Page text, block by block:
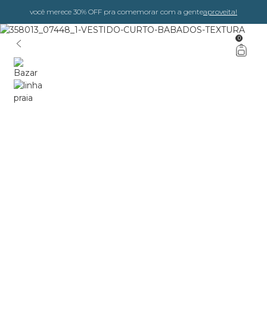
você merece 30% OFF pra comemorar com a genteaproveita!
0